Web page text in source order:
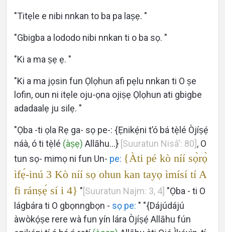
"Titẹle e nibi nnkan to ba pa laṣẹ. "
"Gbigba a lododo nibi nnkan ti o ba sọ. "
"Ki a ma ṣẹ ẹ. "
"Ki a ma jọsin fun Ọlọhun afi pẹlu nnkan ti O ṣe
lofin, oun ni itẹle oju-ọna ojiṣẹ Ọlọhun ati gbigbe
adadaalẹ ju silẹ. "
"Ọba -ti ọla Rẹ ga- sọ pe-: {Ẹnikẹ́ni t’ó bá tẹ̀lé Òjíṣẹ́
náà, ó ti tẹ̀lé (àṣẹ) Allāhu...} [Suuratun Nisâ': 80] , O
tun sọ- mimọ ni fun Un- pe: {Àti pé kò níí sọ̀rọ̀
ìfẹ́-inú 3 Kò níí sọ ohun kan tayọ ìmísí tí A
fi ránṣẹ́ sí i 4} " [Suuratun Najm: 3, 4] "Ọba - ti O
lágbára ti O gbọnngbọn - sọ pe: " "{Dájúdájú
àwòkọ́ṣe rere wà fun yín lára Òjíṣẹ́ Allāhu fún